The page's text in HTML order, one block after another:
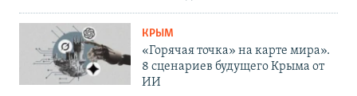
КРЫМ
«Горячая точка» на карте мира».
8 сценариев будущего Крыма от
ИИ